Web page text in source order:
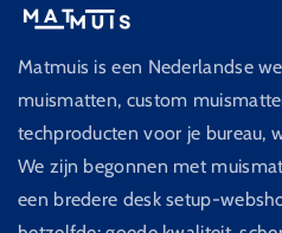
Matmuis is een Nederlandse
muismatten, custom
techproducten voor je bureau,
We zijn begonnen met
een bredere desk setup-